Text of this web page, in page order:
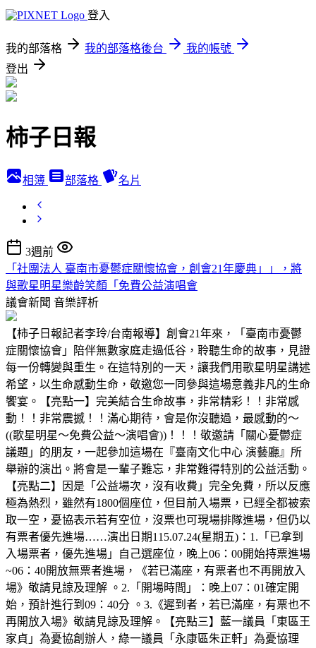
登入
我的部落格 我的部落格後台
我的帳號
登出
柿子日報
相簿 部落格 名片
3週前
「社團法人 臺南市憂鬱症關懷協會，創會21年慶典」」，將
與歌星明星樂齡笑顏「免費公益演唱會
議會新聞 音樂評析
【柿子日報記者李玲/台南報導】創會21年來，「臺南市憂鬱
症關懷協會」陪伴無數家庭走過低谷，聆聽生命的故事，見證
每一份轉變與重生。在這特別的一天，讓我們用歌星明星講述
希望，以生命感動生命，敬邀您一同參與這場意義非凡的生命
饗宴。【亮點一】完美結合生命故事，非常精彩！！非常感
動！！非常震撼！！滿心期待，會是你沒聽過，最感動的～
((歌星明星～免費公益～演唱會))！！！敬邀請「關心憂鬱症
議題」的朋友，一起參加這場在『臺南文化中心 演藝廳』所
舉辦的演出。將會是一輩子難忘，非常難得特別的公益活動。
【亮點二】因是「公益場次，沒有收費」完全免費，所以反應
極為熱烈，雖然有1800個座位，但目前入場票，已經全都被索
取一空，憂協表示若有空位，沒票也可現場排隊進場，但仍以
有票者優先進場……演出日期115.07.24(星期五)：1.「已拿到
入場票者，優先進場」自己選座位，晚上06：00開始持票進場
~06：40開放無票者進場，《若已滿座，有票者也不再開放入
場》敬請見諒及理解 。2.「開場時間」：晚上07：01確定開
始，預計進行到09：40分 。3.《遲到者，若已滿座，有票也不
再開放入場》敬請見諒及理解。【亮點三】藍一議員「東區王
家貞」為憂協創辦人，綠一議員「永康區朱正軒」為憂協理